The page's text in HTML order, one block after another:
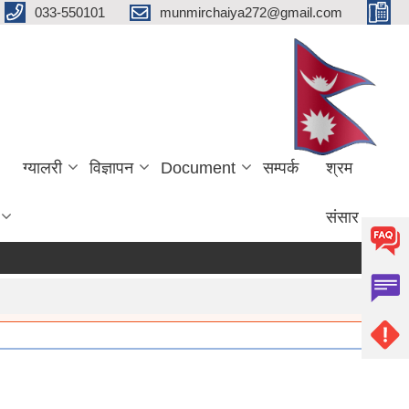
033-550101 munmirchaiya272@gmail.com
ग्यालरी विज्ञापन Document सम्पर्क श्रम
संसार